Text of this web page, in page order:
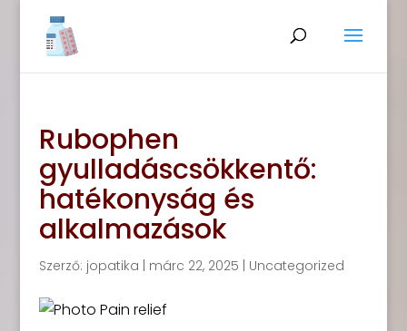
Rubophen
gyulladáscsökkentő:
hatékonyság és
alkalmazások
Szerző: jopatika márc 22, 2025 Uncategorized